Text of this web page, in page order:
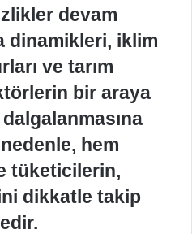
devam
dinamikleri, iklim
ve tarım
bir araya
hem
tüketicilerin,
dikkatle takip